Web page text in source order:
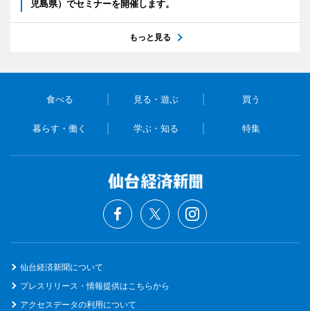
児島県）でセミナーを開催します。
もっと見る
食べる 見る・遊ぶ 買う
暮らす・働く 学ぶ・知る 特集
仙台経済新聞について
プレスリリース・情報提供はこちらから
アクセスデータの利用について